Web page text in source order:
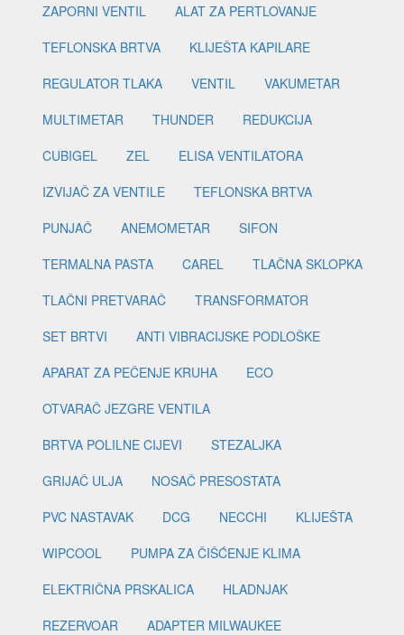
ZAPORNI VENTIL
ALAT ZA PERTLOVANJE
TEFLONSKA BRTVA
KLIJEŠTA KAPILARE
REGULATOR TLAKA
VENTIL
VAKUMETAR
MULTIMETAR
THUNDER
REDUKCIJA
CUBIGEL
ZEL
ELISA VENTILATORA
IZVIJAČ ZA VENTILE
TEFLONSKA BRTVA
PUNJAČ
ANEMOMETAR
SIFON
TERMALNA PASTA
CAREL
TLAČNA SKLOPKA
TLAČNI PRETVARAČ
TRANSFORMATOR
SET BRTVI
ANTI VIBRACIJSKE PODLOŠKE
APARAT ZA PEČENJE KRUHA
ECO
OTVARAČ JEZGRE VENTILA
BRTVA POLILNE CIJEVI
STEZALJKA
GRIJAČ ULJA
NOSAČ PRESOSTATA
PVC NASTAVAK
DCG NECCHI
KLIJEŠTA
WIPCOOL
PUMPA ZA ČIŠĆENJE KLIMA
ELEKTRIČNA PRSKALICA
HLADNJAK
REZERVOAR
ADAPTER MILWAUKEE